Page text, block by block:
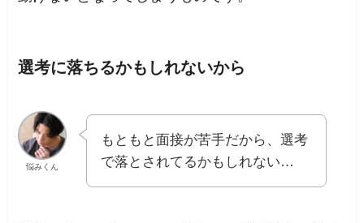
選考に落ちるかもしれないから
悩みくん
もともと面接が苦手だから、選考
で落とされてるかもしれない…